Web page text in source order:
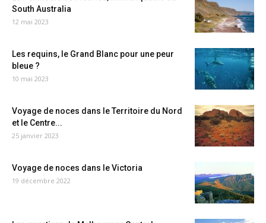
South Australia
12 mai 2023
Les requins, le Grand Blanc pour une peur
bleue ?
10 mai 2023
Voyage de noces dans le Territoire du Nord
et le Centre...
25 janvier 2023
Voyage de noces dans le Victoria
19 décembre 2022